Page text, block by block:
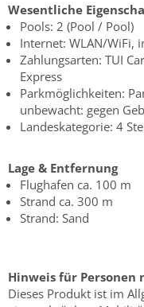
Wesentliche
Pools: 2 (Pool / Pool)
Internet: WLAN/WiFi,
Zahlungsarten: TUI
Express
Parkmöglichkeiten:
unbewacht: gegen
Landeskategorie: 4
Lage & Entfernung
Flughafen ca. 100 m
Strand ca. 300 m
Strand: Sand
Hinweis für
Dieses Produkt ist im